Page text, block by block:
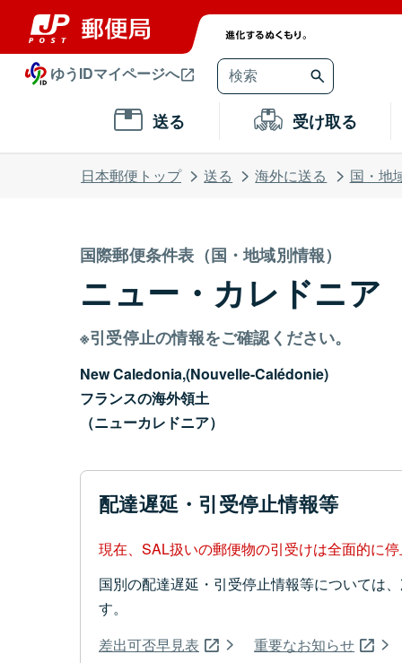
ゆうIDマイページへ
送る 受け取る
日本郵便トップ 送る 海外に送る 国・地
国際郵便条件表（国・地域別情報）
ニュー・カレドニア
※引受停止の情報をご確認ください。
New Caledonia,(Nouvelle-Calédonie)
フランスの海外領土
（ニューカレドニア）
配達遅延・引受停止情報等
現在、SAL扱いの郵便物の引受けは全面的に
国別の配達遅延・引受停止情報等については
す。
差出可否早見表
重要なお知らせ